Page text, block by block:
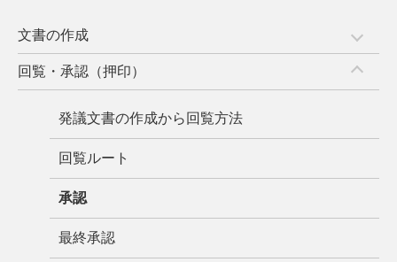
文書の作成
回覧・承認（押印）
発議文書の作成から回覧方法
回覧ルート
承認
最終承認